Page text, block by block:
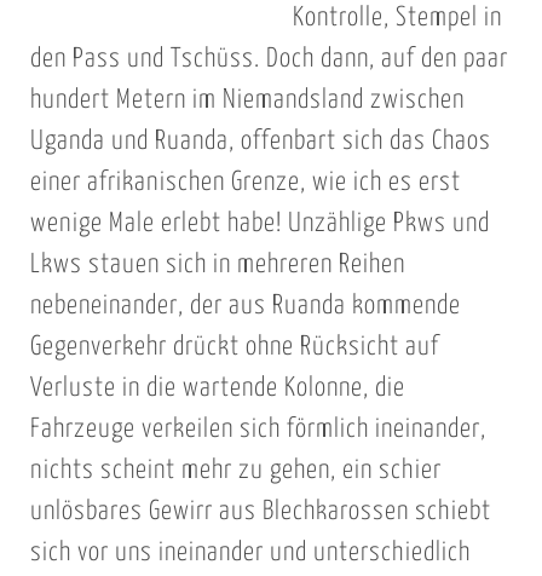
Kontrolle, Stempel in
den Pass und Tschüss. Doch dann, auf den paar
hundert Metern im Niemandsland zwischen
Uganda und Ruanda, offenbart sich das Chaos
einer afrikanischen Grenze, wie ich es erst
wenige Male erlebt habe! Unzählige Pkws und
Lkws stauen sich in mehreren Reihen
nebeneinander, der aus Ruanda kommende
Gegenverkehr drückt ohne Rücksicht auf
Verluste in die wartende Kolonne, die
Fahrzeuge verkeilen sich förmlich ineinander,
nichts scheint mehr zu gehen, ein schier
unlösbares Gewirr aus Blechkarossen schiebt
sich vor uns ineinander und unterschiedlich